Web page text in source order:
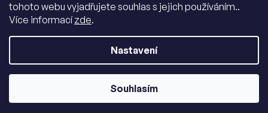
tohoto webu vyjadřujete souhlas s jejich používáním..
Více informacízde.
Nastavení
Souhlasím
PŘIHLÁSIT SE
Vytvořil Shoptet|Dostmedia
Copyright 2026ADK.cz. Všechna práva vyhrazena.